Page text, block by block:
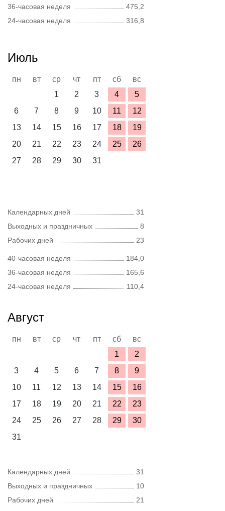
36-часовая неделя
475,2
24-часовая неделя
316,8
Июль
пн вт ср чт пт сб
вс
1
2 3 4
5
6
7 8 9 10 11
12
13
14 15 16 17 18
19
20
21 22 23 24 25
26
27
28 29 30 31
Календарных дней
31
Выходных и праздничных
8
Рабочих дней
23
40-часовая неделя
184,0
36-часовая неделя
165,6
24-часовая неделя
110,4
Август
пн вт ср чт пт сб
вс
1
2
3
4 5 6 7 8
9
10
11 12 13 14 15
16
17
18 19 20 21 22
23
24
25 26 27 28 29
30
31
Календарных дней
31
Выходных и праздничных
10
Рабочих дней
21